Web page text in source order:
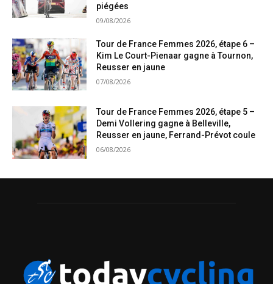
piégées
09/08/2026
Tour de France Femmes 2026, étape 6 –
Kim Le Court-Pienaar gagne à Tournon,
Reusser en jaune
07/08/2026
Tour de France Femmes 2026, étape 5 –
Demi Vollering gagne à Belleville,
Reusser en jaune, Ferrand-Prévot coule
06/08/2026